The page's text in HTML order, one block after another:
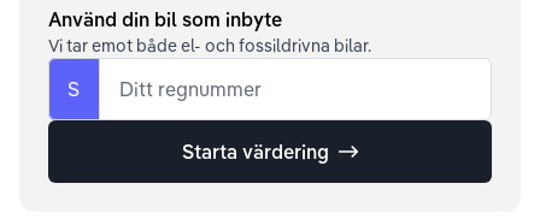
Använd din bil som inbyte
Vi tar emot både el- och fossildrivna bilar.
S Ditt regnummer
Starta värdering